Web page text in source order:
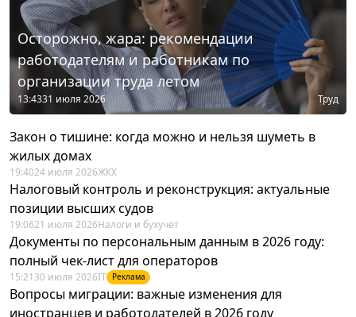
Осторожно, жара: рекомендации
работодателям и работникам по
организации труда летом
13:4331 июля 2026 Труд
Закон о тишине: когда можно и нельзя шуметь в
жилых домах
19:4024 июля 2026ЖКХ
Налоговый контроль и реконструкция: актуальные
позиции высших судов
19:0621 июля 2026Налоги и бухучет
Документы по персональным данным в 2026 году:
полный чек-лист для операторов
15:21 30 июля 2026IT Реклама
Вопросы миграции: важные изменения для
иностранцев и работодателей в 2026 году